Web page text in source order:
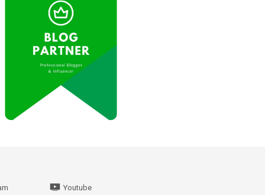
Youtube